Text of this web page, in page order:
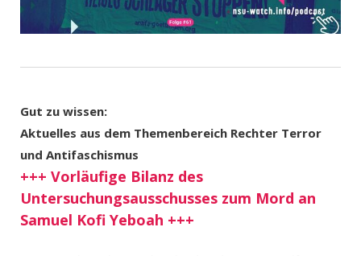
Gut zu wissen:
Aktuelles aus dem Themenbereich Rechter Terror
und Antifaschismus
+++ Vorläufige Bilanz des
Untersuchungsausschusses zum Mord an
Samuel Kofi Yeboah +++